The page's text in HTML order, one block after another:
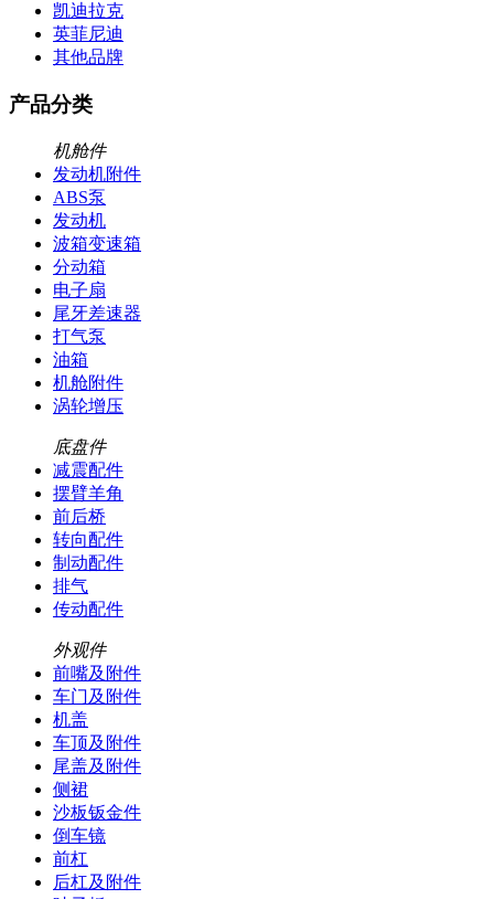
凯迪拉克
英菲尼迪
其他品牌
产品分类
机舱件
发动机附件
ABS泵
发动机
波箱变速箱
分动箱
电子扇
尾牙差速器
打气泵
油箱
机舱附件
涡轮增压
底盘件
减震配件
摆臂羊角
前后桥
转向配件
制动配件
排气
传动配件
外观件
前嘴及附件
车门及附件
机盖
车顶及附件
尾盖及附件
侧裙
沙板钣金件
倒车镜
前杠
后杠及附件